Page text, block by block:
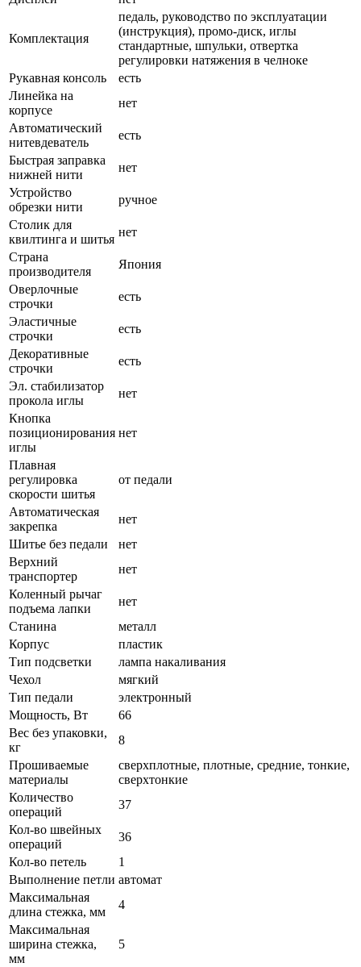
Комплектация
педаль, руководство по эксплуатации
(инструкция), промо-диск, иглы
стандартные, шпульки, отвертка
регулировки натяжения в челноке
Рукавная консоль
есть
Линейка на
корпусе
нет
Автоматический
нитевдеватель
есть
Быстрая заправка
нижней нити
нет
Устройство
обрезки нити
ручное
Столик для
квилтинга и шитья
нет
Страна
производителя
Япония
Оверлочные
строчки
есть
Эластичные
строчки
есть
Декоративные
строчки
есть
Эл. стабилизатор
прокола иглы
нет
Кнопка
позиционирования
иглы
нет
Плавная
регулировка
скорости шитья
от педали
Автоматическая
закрепка
нет
Шитье без педали
нет
Верхний
транспортер
нет
Коленный рычаг
подъема лапки
нет
Станина
металл
Корпус
пластик
Тип подсветки
лампа накаливания
Чехол
мягкий
Тип педали
электронный
Мощность, Вт
66
Вес без упаковки,
кг
8
Прошиваемые
материалы
сверхплотные, плотные, средние, тонкие,
сверхтонкие
Количество
операций
37
Кол-во швейных
операций
36
Кол-во петель
1
Выполнение петли автомат
Максимальная
длина стежка, мм
4
Максимальная
ширина стежка,
мм
5